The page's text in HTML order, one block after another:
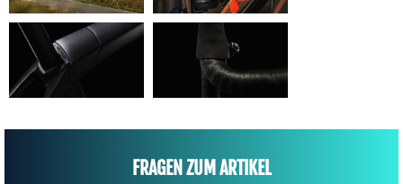
FRAGEN ZUM ARTIKEL